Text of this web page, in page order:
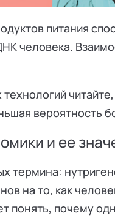
питания
человека.
вероятность
и ее
термина:
на то, как
понять, почему